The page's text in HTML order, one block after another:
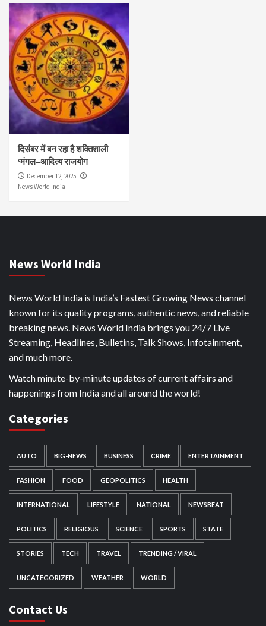
दिसंबर में बन रहा है शक्तिशाली
‘मंगल–आदित्य राजयोग
December 12, 2025
News World India
News World India
News World India is India’s Fastest Growing News channel
known for its quality programs, authentic news, and reliable
breaking news. News World India brings you 24/7 Live
Streaming, Headlines, Bulletins, Talk Shows, Infotainment,
and much more.
Watch minute-by-minute updates of current affairs and
happenings from India and all around the world!
Categories
AUTO BIG-NEWS BUSINESS CRIME ENTERTAINMENT
FASHION FOOD GEOPOLITICS HEALTH
INTERNATIONAL LIFESTYLE NATIONAL NEWSBEAT
POLITICS RELIGIOUS SCIENCE SPORTS STATE
STORIES TECH TRAVEL TRENDING / VIRAL
UNCATEGORIZED WEATHER WORLD
Contact Us